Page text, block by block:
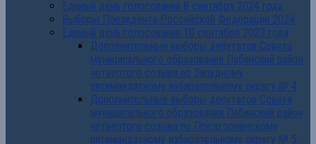
Единый день голосования 8 сентября 2024 года
Выборы Президента Российской Федерации 2024
Единый день голосования 10 сентября 2023 года
Дополнительные выборы депутатов Совета
муниципального образования Лабинский район
четвертого созыва по Западному
пятимандатному избирательному округу № 4
Дополнительные выборы депутатов Совета
муниципального образования Лабинский район
четвертого созыва по Предгорненскому
пятимандатному избирательному округу № 5